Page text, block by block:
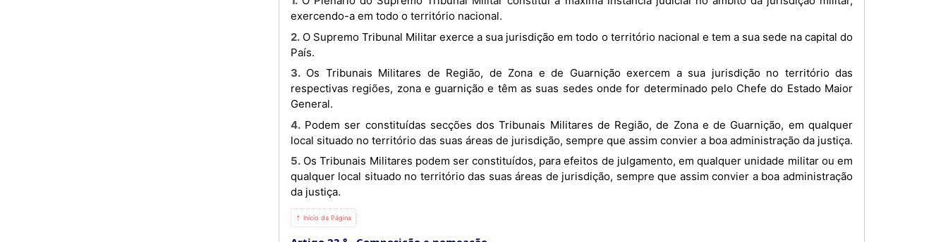
exercendo-a em todo o território nacional.
2. O Supremo Tribunal Militar exerce a sua jurisdição em todo o território nacional e tem a sua sede na capital do
País.
3. Os Tribunais Militares de Região, de Zona e de Guarnição exercem a sua jurisdição no território das
respectivas regiões, zona e guarnição e têm as suas sedes onde for determinado pelo Chefe do Estado Maior
General.
4. Podem ser constituídas secções dos Tribunais Militares de Região, de Zona e de Guarnição, em qualquer
local situado no território das suas áreas de jurisdição, sempre que assim convier a boa administração da justiça.
5. Os Tribunais Militares podem ser constituídos, para efeitos de julgamento, em qualquer unidade militar ou em
qualquer local situado no território das suas áreas de jurisdição, sempre que assim convier a boa administração
da justiça.
⇡ Início da Página